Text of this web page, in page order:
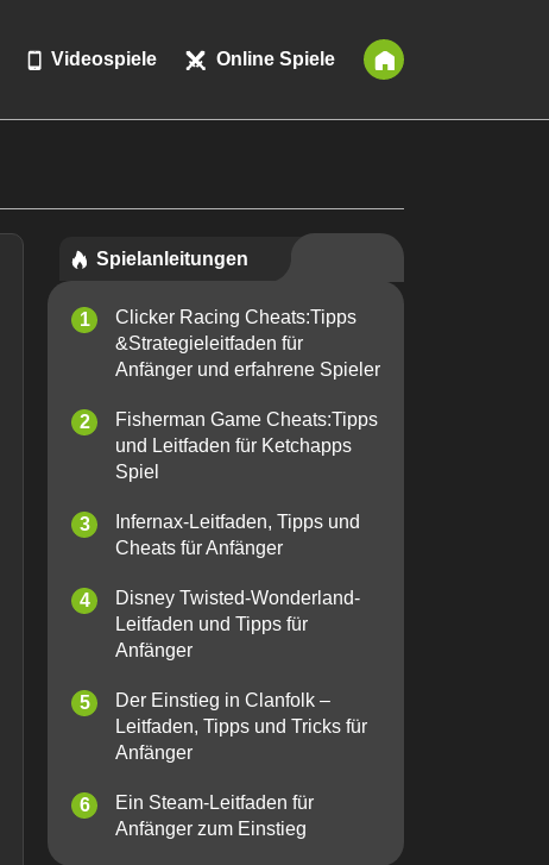
Videospiele Online Spiele
Spielanleitungen
Clicker Racing Cheats:Tipps
&Strategieleitfaden für
Anfänger und erfahrene Spieler
Fisherman Game Cheats:Tipps
und Leitfaden für Ketchapps
Spiel
Infernax-Leitfaden, Tipps und
Cheats für Anfänger
Disney Twisted-Wonderland-
Leitfaden und Tipps für
Anfänger
Der Einstieg in Clanfolk –
Leitfaden, Tipps und Tricks für
Anfänger
Ein Steam-Leitfaden für
Anfänger zum Einstieg